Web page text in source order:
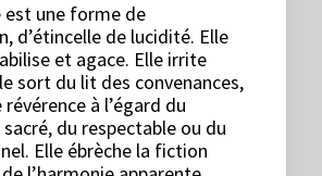
est une forme de
d’étincelle de lucidité. Elle
et agace. Elle irrite
sort du lit des convenances,
à l’égard du
du respectable ou du
Elle ébrèche la fiction